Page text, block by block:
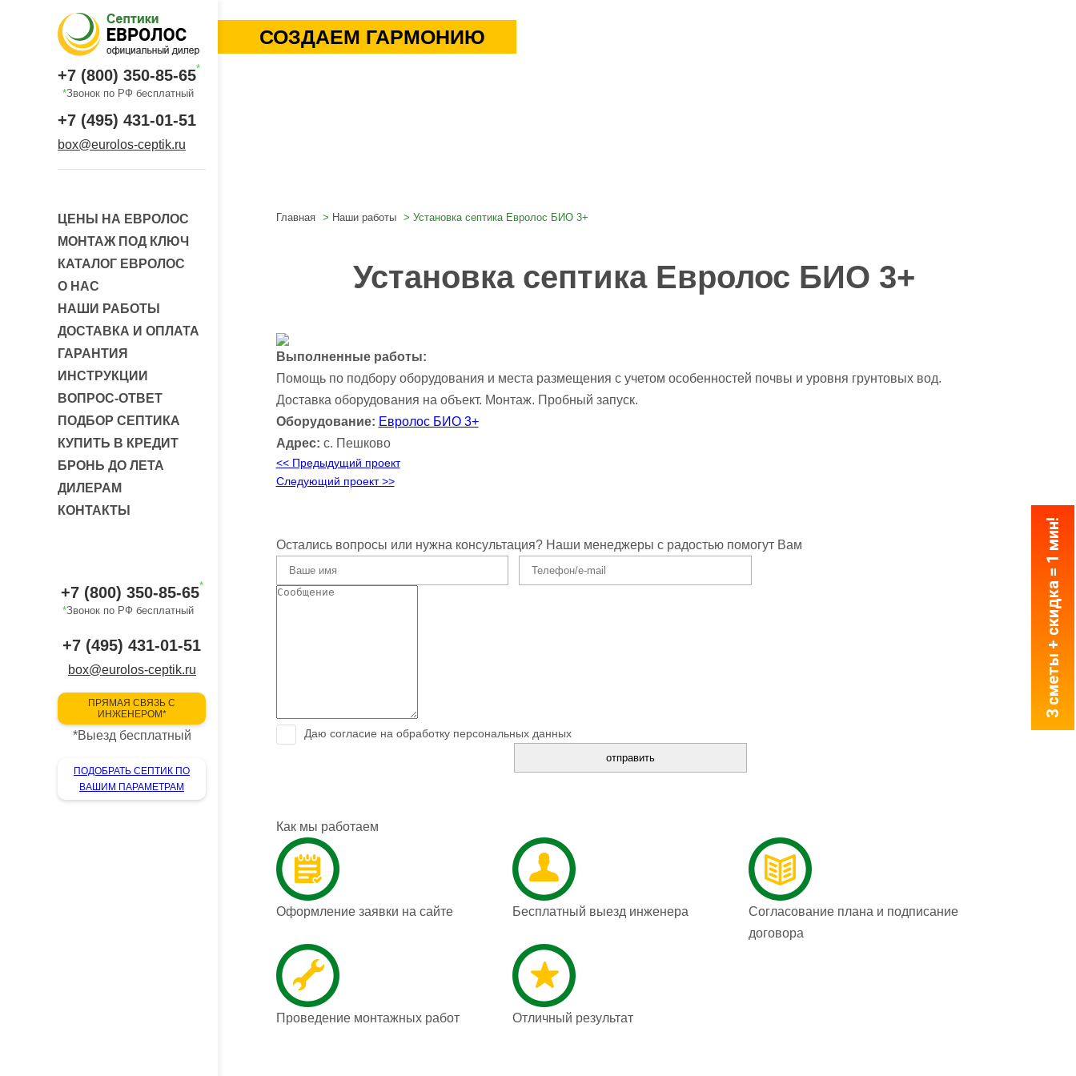
+7 (800) 350-85-65*
*Звонок по РФ бесплатный
+7 (495) 431-01-51
box@eurolos-ceptik.ru
ЦЕНЫ НА ЕВРОЛОС
МОНТАЖ ПОД КЛЮЧ
КАТАЛОГ ЕВРОЛОС
О НАС
НАШИ РАБОТЫ
ДОСТАВКА И ОПЛАТА
ГАРАНТИЯ
ИНСТРУКЦИИ
ВОПРОС-ОТВЕТ
ПОДБОР СЕПТИКА
КУПИТЬ В КРЕДИТ
БРОНЬ ДО ЛЕТА
ДИЛЕРАМ
КОНТАКТЫ
+7 (800) 350-85-65*
*Звонок по РФ бесплатный
+7 (495) 431-01-51
box@eurolos-ceptik.ru
ПРЯМАЯ СВЯЗЬ С
ИНЖЕНЕРОМ*
*Выезд бесплатный
ПОДОБРАТЬ СЕПТИК ПО
ВАШИМ ПАРАМЕТРАМ
СОЗДАЕМ ГАРМОНИЮ
Главная Наши работы Установка септика Евролос БИО 3+
Установка септика Евролос БИО 3+
Выполненные работы:
Помощь по подбору оборудования и места размещения с учетом особенностей почвы и уровня грунтовых вод.
Доставка оборудования на объект. Монтаж. Пробный запуск.
Оборудование: Евролос БИО 3+
Адрес: с. Пешково
<< Предыдущий проект
Следующий проект >>
Остались вопросы или нужна консультация? Наши менеджеры с радостью помогут Вам
Даю согласие на обработку персональных данных
Как мы работаем
Оформление заявки на сайте Бесплатный выезд инженера
Согласование плана и подписание
договора
Проведение монтажных работ Отличный результат
3 сметы + скидка = 1 мин!